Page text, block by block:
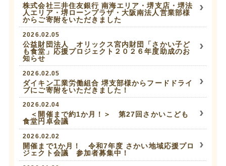
株式会社三井住友銀行 南海エリア・堺支店・堺法
人エリア・堺ローンプラザ・大阪南法人営業部様
からご寄附をいただきました
2026.02.05
公益財団法人 オリックス宮内財団「さかい子ど
も食堂」応援プロジェクト２０２６年度助成のお
知らせ
2026.02.05
ダイキン工業労働組合 堺支部様からフードドライ
ブにご寄附をいただきました！
2026.02.04
＜開催まで約1か月！＞ 第27回さかいこども
食堂円卓会議
2026.02.02
開催まで1か月！ 令和7年度 さかい地域応援プロ
ジェクト会議 参加者募集中！